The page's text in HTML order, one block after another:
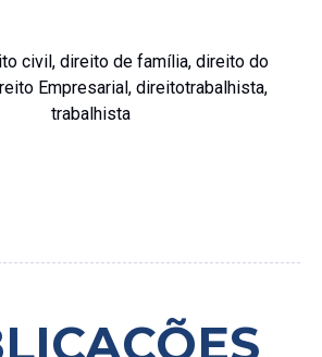
civil , direito de família, direito do
Empresarial , direitotrabalhista,
trabalhista